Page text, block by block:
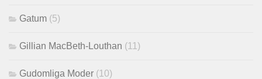
Gatum (5)
Gillian MacBeth-Louthan (11)
Gudomliga Moder (10)